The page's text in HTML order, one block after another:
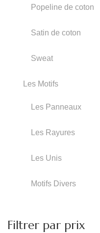
Popeline de coton
Satin de coton
Sweat
Les Motifs
Les Panneaux
Les Rayures
Les Unis
Motifs Divers
Filtrer par prix